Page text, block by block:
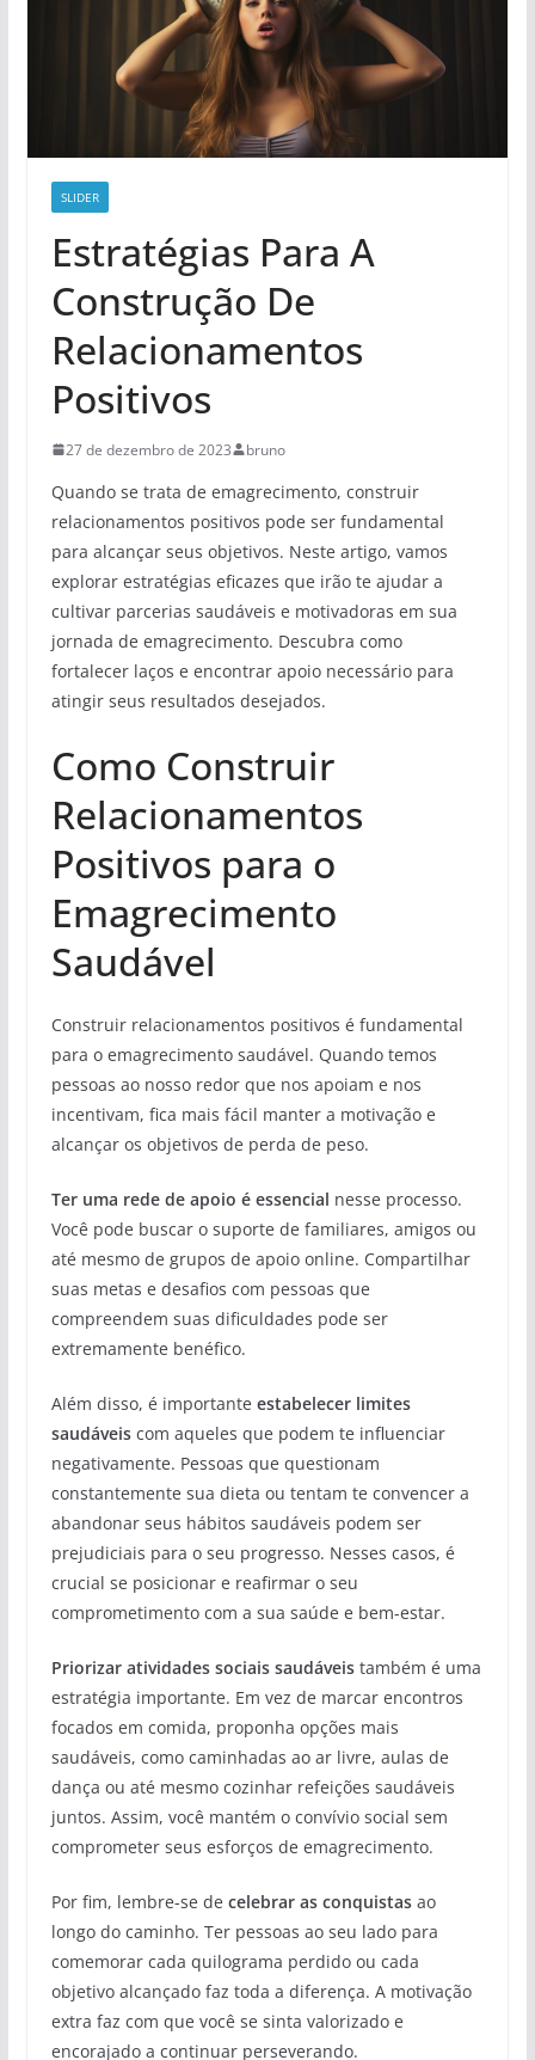
SLIDER
Estratégias Para A
Construção De
Relacionamentos
Positivos
27 de dezembro de 2023 bruno
Quando se trata de emagrecimento, construir
relacionamentos positivos pode ser fundamental
para alcançar seus objetivos. Neste artigo, vamos
explorar estratégias eficazes que irão te ajudar a
cultivar parcerias saudáveis e motivadoras em sua
jornada de emagrecimento. Descubra como
fortalecer laços e encontrar apoio necessário para
atingir seus resultados desejados.
Como Construir
Relacionamentos
Positivos para o
Emagrecimento
Saudável
Construir relacionamentos positivos é fundamental
para o emagrecimento saudável. Quando temos
pessoas ao nosso redor que nos apoiam e nos
incentivam, fica mais fácil manter a motivação e
alcançar os objetivos de perda de peso.
Ter uma rede de apoio é essencial nesse processo.
Você pode buscar o suporte de familiares, amigos ou
até mesmo de grupos de apoio online. Compartilhar
suas metas e desafios com pessoas que
compreendem suas dificuldades pode ser
extremamente benéfico.
Além disso, é importante estabelecer limites
saudáveiscom aqueles que podem te influenciar
negativamente. Pessoas que questionam
constantemente sua dieta ou tentam te convencer a
abandonar seus hábitos saudáveis podem ser
prejudiciais para o seu progresso. Nesses casos, é
crucial se posicionar e reafirmar o seu
comprometimento com a sua saúde e bem-estar.
Priorizar atividades sociais saudáveistambém é uma
estratégia importante. Em vez de marcar encontros
focados em comida, proponha opções mais
saudáveis, como caminhadas ao ar livre, aulas de
dança ou até mesmo cozinhar refeições saudáveis
juntos. Assim, você mantém o convívio social sem
comprometer seus esforços de emagrecimento.
Por fim, lembre-se de celebrar as conquistasao
longo do caminho. Ter pessoas ao seu lado para
comemorar cada quilograma perdido ou cada
objetivo alcançado faz toda a diferença. A motivação
extra faz com que você se sinta valorizado e
encorajado a continuar perseverando.